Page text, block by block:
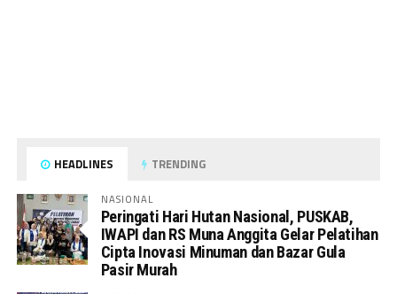
HEADLINES TRENDING
NASIONAL
Peringati Hari Hutan Nasional, PUSKAB,
IWAPI dan RS Muna Anggita Gelar Pelatihan
Cipta Inovasi Minuman dan Bazar Gula
Pasir Murah